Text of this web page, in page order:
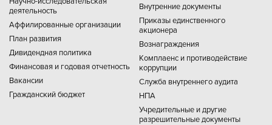
деятельность
Аффилированные организации
План развития
Дивидендная политика
Финансовая и годовая отчетность
Вакансии
Гражданский бюджет
Внутренние документы
Приказы единственного
акционера
Вознаграждения
Комплаенс и противодействие
коррупции
Служба внутреннего аудита
НПА
Учредительные и другие
разрешительные документы